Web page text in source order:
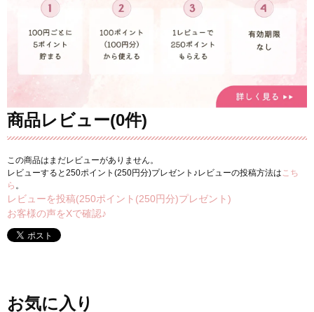
商品レビュー(0件)
この商品はまだレビューがありません。
レビューすると250ポイント(250円分)プレゼント♪レビューの投稿方法は こち
ら 。
レビューを投稿(250ポイント(250円分)プレゼント)
お客様の声をXで確認♪
お気に入り